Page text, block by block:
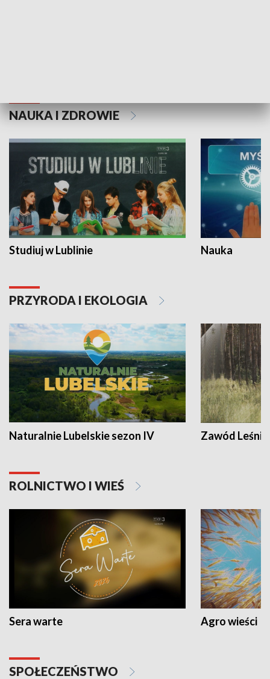
NAUKA I ZDROWIE
Studiuj w Lublinie Nauka
PRZYRODA I EKOLOGIA
Naturalnie Lubelskie sezon IV Zawód Leśnik
ROLNICTWO I WIEŚ
Sera warte Agro wieści
SPOŁECZEŃSTWO